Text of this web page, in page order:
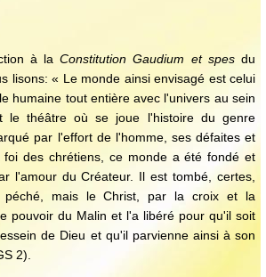
à laConstitution Gaudium et spesdu
lisons: « Le monde ainsi envisagé est celui
humaine tout entière avec l'univers au sein
le théâtre où se joue l'histoire du genre
par l'effort de l'homme, ses défaites et
foi des chrétiens, ce monde a été fondé et
l'amour du Créateur. Il est tombé, certes,
péché, mais le Christ, par la croix et la
pouvoir du Malin et l'a libéré pour qu'il soit
de Dieu et qu'il parvienne ainsi à son
2).